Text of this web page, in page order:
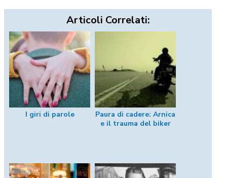
Articoli Correlati:
I giri di parole
Paura di cadere: Arnica
e il trauma del biker